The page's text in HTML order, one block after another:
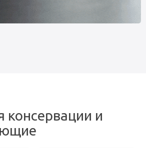
консервации и